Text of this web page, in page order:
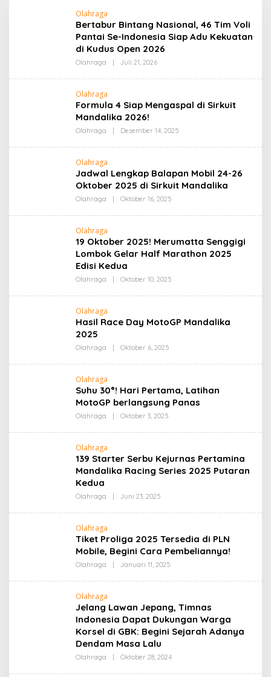
Olahraga
Bertabur Bintang Nasional, 46 Tim Voli
Pantai Se-Indonesia Siap Adu Kekuatan
di Kudus Open 2026
Olahraga | Juli 21, 2026Oleh
Olahraga
Formula 4 Siap Mengaspal di Sirkuit
Mandalika 2026!
Olahraga | Desember 14, 2025
Olahraga
Jadwal Lengkap Balapan Mobil 24-26
Oktober 2025 di Sirkuit Mandalika
Olahraga | Oktober 16, 2025
Olahraga
19 Oktober 2025! Merumatta Senggigi
Lombok Gelar Half Marathon 2025
Edisi Kedua
Olahraga | Oktober 10, 2025
Olahraga
Hasil Race Day MotoGP Mandalika
2025
Olahraga | Oktober 6, 2025
Olahraga
Suhu 30°! Hari Pertama, Latihan
MotoGP berlangsung Panas
Olahraga | Oktober 3, 2025
Olahraga
139 Starter Serbu Kejurnas Pertamina
Mandalika Racing Series 2025 Putaran
Kedua
Olahraga | Juni 23, 2025
Olahraga
Tiket Proliga 2025 Tersedia di PLN
Mobile, Begini Cara Pembeliannya!
Olahraga | Januari 11, 2025
Olahraga
Jelang Lawan Jepang, Timnas
Indonesia Dapat Dukungan Warga
Korsel di GBK: Begini Sejarah Adanya
Dendam Masa Lalu
Olahraga | Oktober 28, 2024Oleh